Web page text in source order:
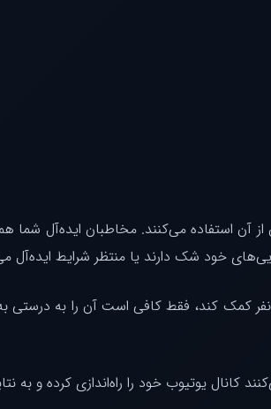
خود شک دارند یا منتظر شرایط ایده‌آل
کمک کند، فقط کافی است آن را به درستی به
یوتیوب خود را راه‌اندازی کرده و به